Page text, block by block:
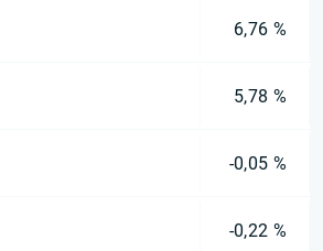
6,76 %
5,78 %
-0,05 %
-0,22 %